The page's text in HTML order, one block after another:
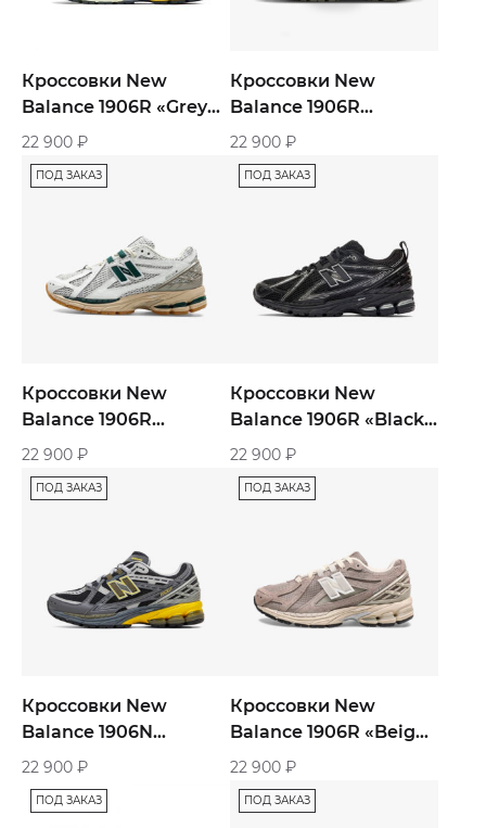
Кроссовки New
Balance 1906R «Grey
White Yellow»
22 900 ₽
Кроссовки New
Balance 1906R
Urbancore «Khaki»
22 900 ₽
ПОД ЗАКАЗ
Кроссовки New
Balance 1906R
«Urbancore»
22 900 ₽
ПОД ЗАКАЗ
Кроссовки New
Balance 1906R «Black
Grey»
22 900 ₽
ПОД ЗАКАЗ
Кроссовки New
Balance 1906N
Castlerock «Black
Yellow»
22 900 ₽
ПОД ЗАКАЗ
Кроссовки New
Balance 1906R «Beige
Cream»
22 900 ₽
ПОД ЗАКАЗ ПОД ЗАКАЗ